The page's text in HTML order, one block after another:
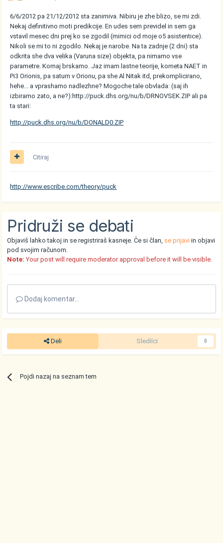
6/6/2012 pa 21/12/2012 sta zanimiva. Nibiru je zhe blizo, se mi zdi.
Nekaj definitivno moti predikcije. En udes sem previdel in sem ga
vstavil mesec dni prej ko se zgodil (mimici od moje o5 asistentice).
Nikoli se mi to ni zgodilo. Nekaj je narobe. Na ta zadnje (2 dni) sta
odkrita she dva velika (Varuna size) objekta, pa nimamo vse
parametre. Komaj brskamo. Jaz imam lastne teorije, kometa NAET in
Pi3 Orionis, pa saturn v Orionu, pa she Al Nitak itd, prekomplicirano,
hehe... a vprashamo nadlezhne? Mogoche tale obvlada: (saj ih
izbiramo zato, a ne?):http://puck.dhs.org/nu/b/DRNOVSEK.ZIP ali pa
ta stari:
http://puck.dhs.org/nu/b/DONALD0.ZIP
Citiraj
http://www.escribe.com/theory/puck
Pridruži se debati
Objaviš lahko takoj in se registriraš kasneje. Če si član, se prijavi in objavi
pod svojim računom.
Note: Your post will require moderator approval before it will be visible.
Dodaj komentar...
Deli Sledilci 0
Pojdi nazaj na seznam tem